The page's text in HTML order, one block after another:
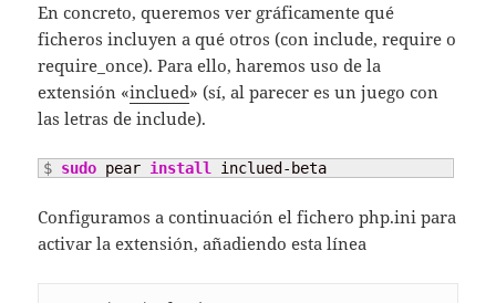
En concreto, queremos ver gráficamente qué
ficheros incluyen a qué otros (con include, require o
require_once). Para ello, haremos uso de la
extensión «inclued» (sí, al parecer es un juego con
las letras de include).
$ sudo pear install inclued-beta
Configuramos a continuación el fichero php.ini para
activar la extensión, añadiendo esta línea